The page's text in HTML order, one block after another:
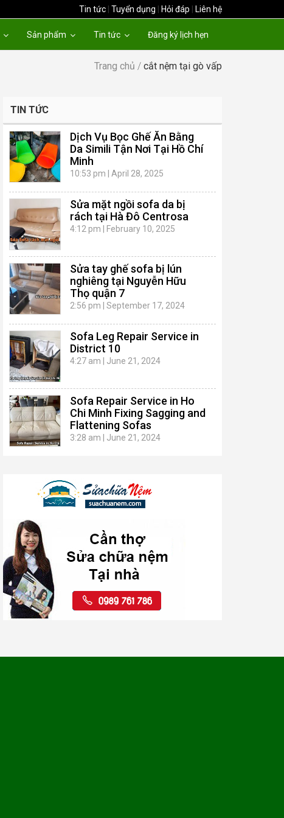
Tin tức Tuyển dụng Hỏi đáp Liên hệ
Sản phẩm Tin tức Đăng ký lịch hẹn
Trang chủ / cắt nệm tại gò vấp
TIN TỨC
Dịch Vụ Bọc Ghế Ăn Bằng
Da Simili Tận Nơi Tại Hồ Chí
Minh
10:53 pm April 28, 2025
Sửa mặt ngồi sofa da bị
rách tại Hà Đô Centrosa
4:12 pm February 10, 2025
Sửa tay ghế sofa bị lún
nghiêng tại Nguyễn Hữu
Thọ quận 7
2:56 pm September 17, 2024
Sofa Leg Repair Service in
District 10
4:27 am June 21, 2024
Sofa Repair Service in Ho
Chi Minh Fixing Sagging and
Flattening Sofas
3:28 am June 21, 2024